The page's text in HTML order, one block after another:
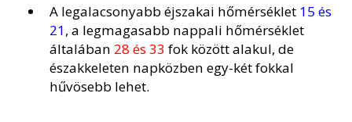
A legalacsonyabb éjszakai hőmérséklet 15 és
21, a legmagasabb nappali hőmérséklet
általában 28 és 33 fok között alakul, de
északkeleten napközben egy-két fokkal
hűvösebb lehet.